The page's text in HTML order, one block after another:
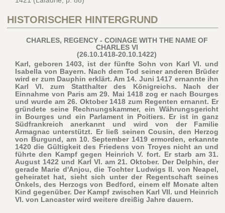
HISTORISCHER HINTERGRUND
CHARLES, REGENCY - COINAGE WITH THE NAME OF
CHARLES VI
(26.10.1418-20.10.1422)
Karl, geboren 1403, ist der fünfte Sohn von Karl VI. und
Isabella von Bayern. Nach dem Tod seiner anderen Brüder
wird er zum Dauphin erklärt. Am 14. Juni 1417 ernannte ihn
Karl VI. zum Statthalter des Königreichs. Nach der
Einnahme von Paris am 29. Mai 1418 zog er nach Bourges
und wurde am 26. Oktober 1418 zum Regenten ernannt. Er
gründete seine Rechnungskammer, ein Währungsgericht
in Bourges und ein Parlament in Poitiers. Er ist in ganz
Südfrankreich anerkannt und wird von der Familie
Armagnac unterstützt. Er ließ seinen Cousin, den Herzog
von Burgund, am 10. September 1419 ermorden, erkannte
1420 die Gültigkeit des Friedens von Troyes nicht an und
führte den Kampf gegen Heinrich V. fort. Er starb am 31.
August 1422 und Karl VI. am 21. Oktober. Der Delphin, der
gerade Marie d'Anjou, die Tochter Ludwigs II. von Neapel,
geheiratet hat, sieht sich unter der Regentschaft seines
Onkels, des Herzogs von Bedford, einem elf Monate alten
Kind gegenüber. Der Kampf zwischen Karl VII. und Heinrich
VI. von Lancaster wird weitere dreißig Jahre dauern.